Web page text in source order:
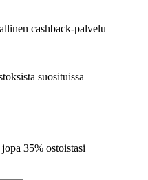
cashback-palvelu
suosituissa
35% ostoistasi